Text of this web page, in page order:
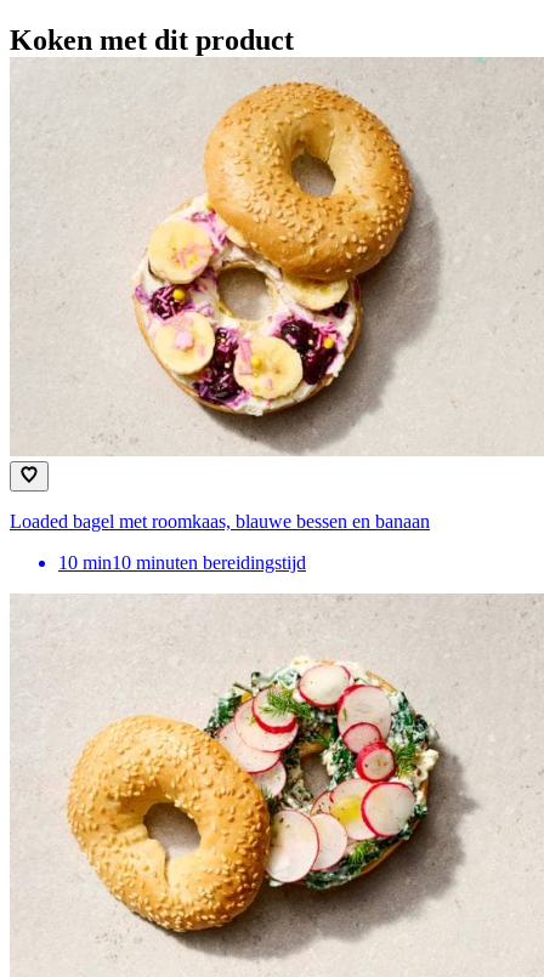
Koken met dit product
Loaded bagel met roomkaas, blauwe bessen en banaan
10 min10 minuten bereidingstijd